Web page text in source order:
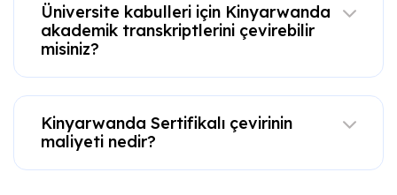
Üniversite kabulleri için Kinyarwanda
akademik transkriptlerini çevirebilir
misiniz?
Kinyarwanda Sertifikalı çevirinin
maliyeti nedir?